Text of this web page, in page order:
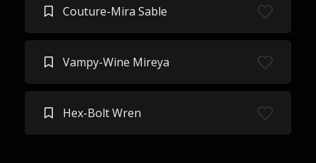
Couture-Mira Sable
Vampy-Wine Mireya
Hex-Bolt Wren